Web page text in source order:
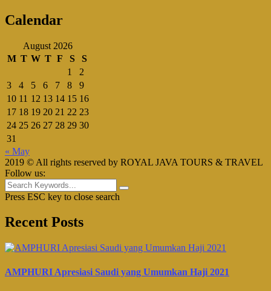
Calendar
August 2026
M T W T F S
S
1
2
3
4 5 6 7 8
9
10 11 12 13 14 15 16
17 18 19 20 21 22 23
24 25 26 27 28 29 30
31
« May
2019 © All rights reserved by ROYAL JAVA TOURS & TRAVEL
Follow us:
Press ESC key to close search
Recent Posts
AMPHURI Apresiasi Saudi yang Umumkan Haji 2021